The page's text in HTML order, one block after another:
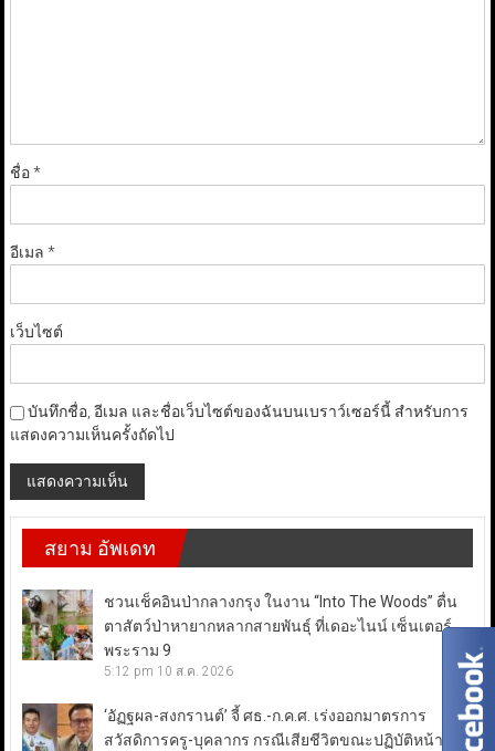
ชื่อ*
อีเมล *
เว็บไซต์
บันทึกชื่อ, อีเมล และชื่อเว็บไซต์ของฉันบนเบราว์เซอร์นี้ สำหรับการ
แสดงความเห็นครั้งถัดไป
สยาม อัพเดท
ชวนเช็คอินป่ากลางกรุง ในงาน “Into The Woods” ตื่น
ตาสัตว์ป่าหายากหลากสายพันธุ์ ที่เดอะไนน์ เซ็นเตอร์
พระราม 9
5:12 pm 10 ส.ค. 2026
‘อัฏฐผล-สงกรานต์’ จี้ ศธ.-ก.ค.ศ. เร่งออกมาตรการ
สวัสดิการครู-บุคลากร กรณีเสียชีวิตขณะปฏิบัติหน้าที่